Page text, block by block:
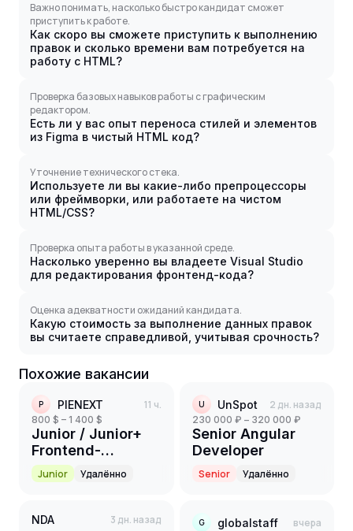
Важно понимать, насколько быстро кандидат сможет
приступить к работе.
Как скоро вы сможете приступить к выполнению
правок и сколько времени вам потребуется на
работу с HTML?
Проверка базовых навыков работы с графическим
редактором.
Есть ли у вас опыт переноса стилей и элементов
из Figma в чистый HTML код?
Уточнение технического стека.
Используете ли вы какие-либо препроцессоры
или фреймворки, или работаете на чистом
HTML/CSS?
Проверка опыта работы в указанной среде.
Насколько уверенно вы владеете Visual Studio
для редактирования фронтенд-кода?
Оценка адекватности ожиданий кандидата.
Какую стоимость за выполнение данных правок
вы считаете справедливой, учитывая срочность?
Похожие вакансии
P PIENEXT 11 ч.
800 $ – 1 400 $
Junior / Junior+
Frontend-
разработчик
(Angular)
Junior Удалённо
U UnSpot 2 дн. назад
230 000 ₽ – 320 000 ₽
Senior Angular
Developer
Senior Удалённо
NDA 3 дн. назад G globalstaff вчера